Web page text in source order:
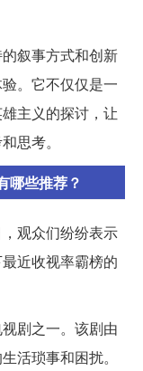
叙事方式和创新
。它不仅仅是一
主义的探讨，让
思考。
哪些推荐？
观众们纷纷表示
近收视率霸榜的
剧之一。该剧由
活琐事和困扰。